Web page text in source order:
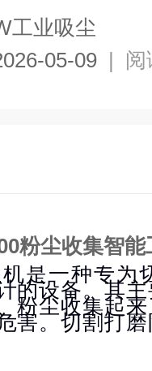
工业吸尘
05-09 | 阅
粉尘收集智
是一种专为
的设备。其
粉尘收集起
害。切割打